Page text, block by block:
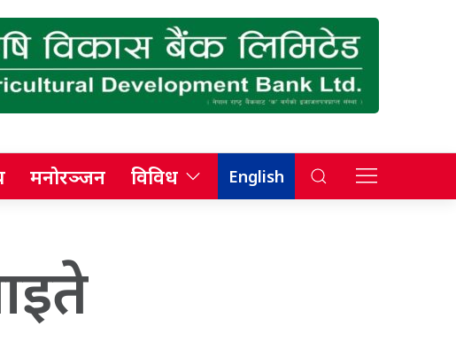
मनोरञ्जन विविध English